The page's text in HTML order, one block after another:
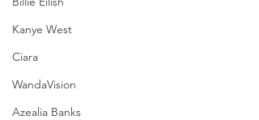
Kanye West
Ciara
WandaVision
Azealia Banks